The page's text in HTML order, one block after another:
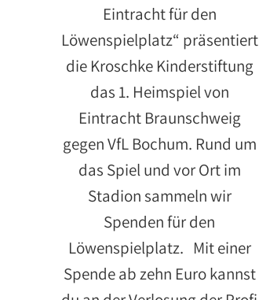
Eintracht für den
Löwenspielplatz“ präsentiert
die Kroschke Kinderstiftung
das 1. Heimspiel von
Eintracht Braunschweig
gegen VfL Bochum. Rund um
das Spiel und vor Ort im
Stadion sammeln wir
Spenden für den
Löwenspielplatz. Mit einer
Spende ab zehn Euro kannst